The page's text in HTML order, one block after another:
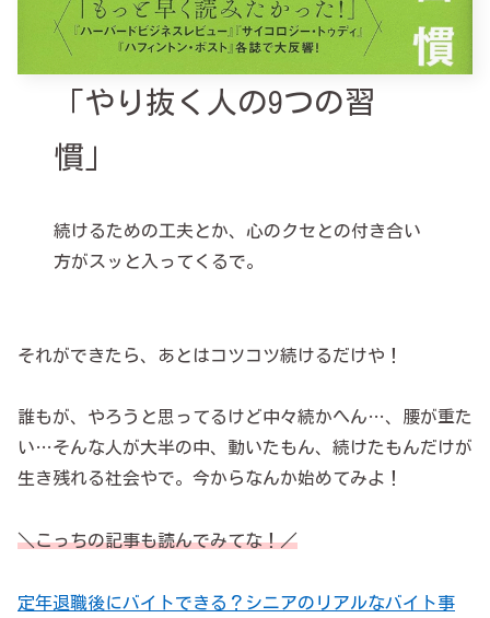
「やり抜く人の9つの習
慣」
続けるための工夫とか、心のクセとの付き合い
方がスッと入ってくるで。
それができたら、あとはコツコツ続けるだけや！
誰もが、やろうと思ってるけど中々続かへん…、腰が重た
い…そんな人が大半の中、動いたもん、続けたもんだけが
生き残れる社会やで。今からなんか始めてみよ！
＼こっちの記事も読んでみてな！／
定年退職後にバイトできる？シニアのリアルなバイト事